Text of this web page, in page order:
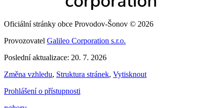
Oficiální stránky obce Provodov-Šonov © 2026
Provozovatel Galileo Corporation s.r.o.
Poslední aktualizace: 20. 7. 2026
Změna vzhledu, Struktura stránek, Vytisknout
Prohlášení o přístupnosti